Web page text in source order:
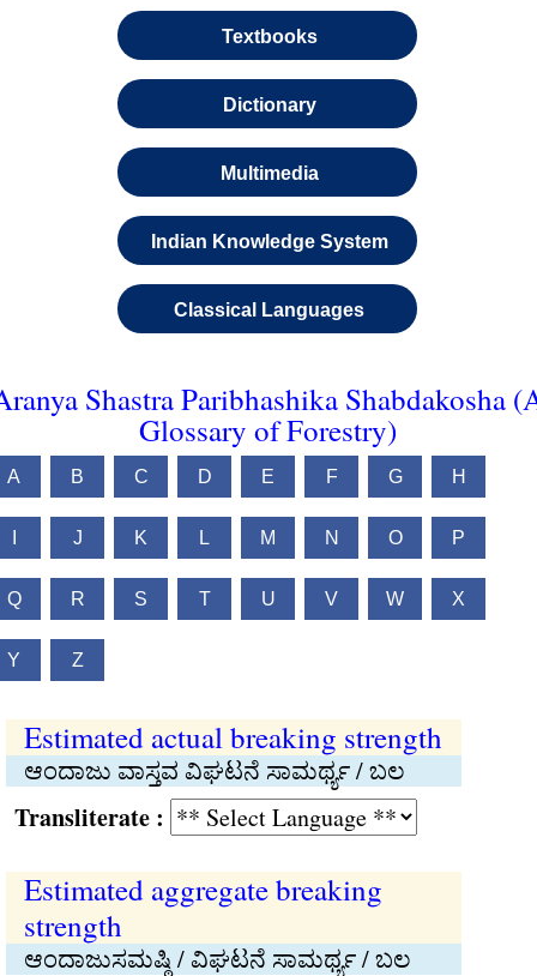
Textbooks
Dictionary
Multimedia
Indian Knowledge System
Classical Languages
Shastra Paribhashika Shabdakosha
Glossary of Forestry)
A B C D E F G H
J K L M N O P
Q R S T U V W X
Y Z
Estimated actual breaking strength
ಆಂದಾಜು ವಾಸ್ತವ ವಿಘಟನೆ ಸಾಮರ್ಥ್ಯ / ಬಲ
:
Estimated aggregate breaking
strength
ಆಂದಾಜುಸಮಷ್ಠಿ / ವಿಘಟನೆ ಸಾಮರ್ಥ್ಯ / ಬಲ